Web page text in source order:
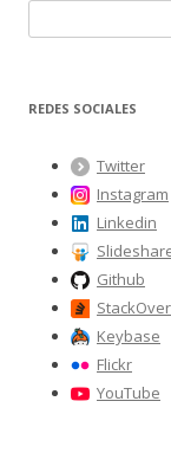
u
c
REDES SOCIALES
Twitter
Instagram
Linkedin
Github
Keybase
Flickr
YouTube